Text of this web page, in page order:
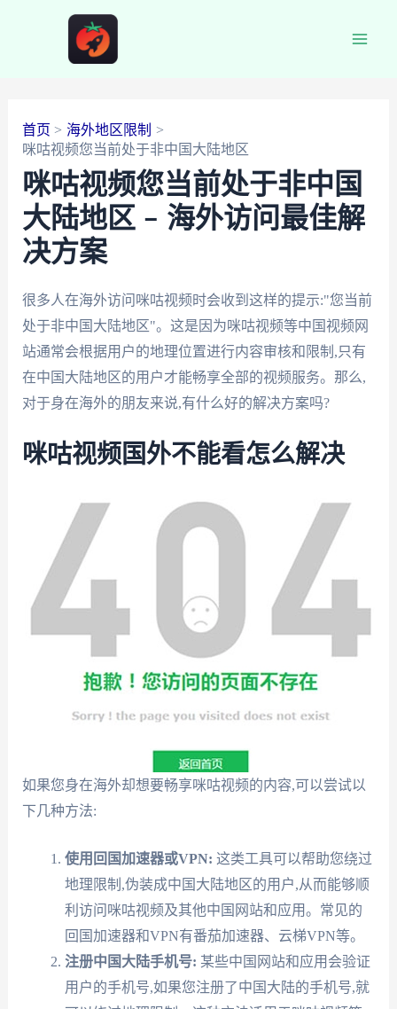
首页
海外地区限制
咪咕视频您当前处于非中国大陆地区
咪咕视频您当前处于非中国
大陆地区 – 海外访问最佳解
决方案
很多人在海外访问咪咕视频时会收到这样的提示:"您当前
处于非中国大陆地区"。这是因为咪咕视频等中国视频网
站通常会根据用户的地理位置进行内容审核和限制,只有
在中国大陆地区的用户才能畅享全部的视频服务。那么,
对于身在海外的朋友来说,有什么好的解决方案吗?
咪咕视频国外不能看怎么解决
如果您身在海外却想要畅享咪咕视频的内容,可以尝试以
下几种方法:
使用回国加速器或VPN: 这类工具可以帮助您绕过
地理限制,伪装成中国大陆地区的用户,从而能够顺
利访问咪咕视频及其他中国网站和应用。常见的
回国加速器和VPN有番茄加速器、云梯VPN等。
注册中国大陆手机号: 某些中国网站和应用会验证
用户的手机号,如果您注册了中国大陆的手机号,就